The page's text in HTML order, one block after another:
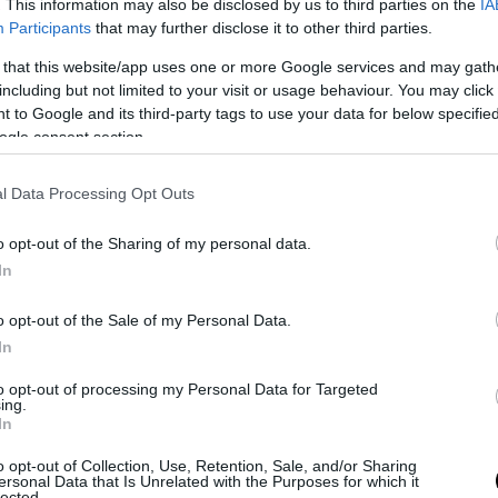
This information may also be disclosed by us to third parties on the
Participants that may further disclose it to other third parties.
that this website/app uses one or more Google services and may
but not limited to your visit or usage behaviour. You may
to Google and its third-party tags to use your data for below
consent section.
Data Processing Opt Outs
opt-out of the Sharing of my personal data.
opt-out of the Sale of my Personal Data.
opt-out of processing my Personal Data for Targeted
opt-out of Collection, Use, Retention, Sale, and/or Sharing
Data that Is Unrelated with the Purposes for which it
del reato di frode fiscale, parte derivante dal reato di
commercio di merce contraffattaed una parte residuale, ma non
di altri reati.
sono tutti reati di tipo economico – finanziario che